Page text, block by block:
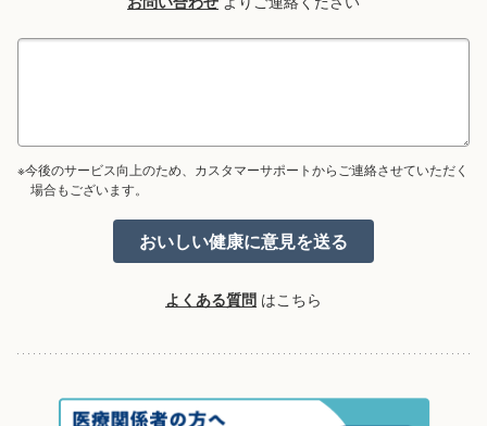
※今後のサービス向上のため、カスタマーサポートからご連絡させていただく
場合もございます。
よくある質問 はこちら